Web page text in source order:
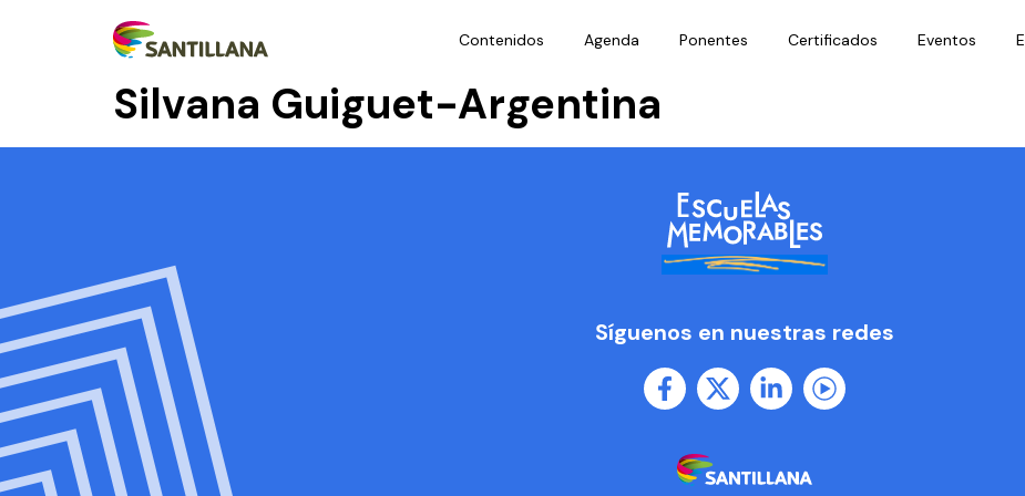
Contenidos Agenda Ponentes Certificados Eventos
Silvana Guiguet-Argentina
Síguenos en nuestras redes